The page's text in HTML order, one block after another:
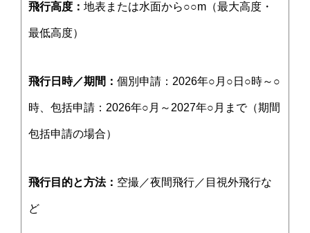
飛行高度： 地表または水面から○○m（最大高度・
最低高度）
飛行日時／期間： 個別申請：2026年○月○日○時～○
時、包括申請：2026年○月～2027年○月まで（期間
包括申請の場合）
飛行目的と方法： 空撮／夜間飛行／目視外飛行な
ど